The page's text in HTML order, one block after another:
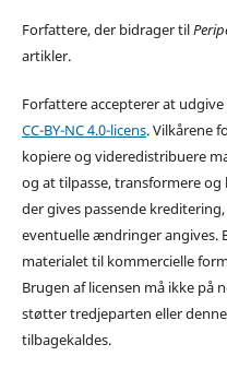
Forfattere, der bidrager til
artikler.
Forfattere accepterer at
CC-BY-NC 4.0-licens. Vilkårene
kopiere og videredistribuere
og at tilpasse, transformere
der gives passende
eventuelle ændringer angives.
materialet til kommercielle
Brugen af licensen må ikke på
støtter tredjeparten eller
tilbagekaldes.